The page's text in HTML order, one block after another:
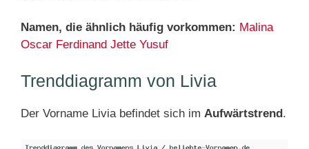
Namen, die ähnlich häufig vorkommen: Malina
Oscar Ferdinand Jette Yusuf
Trenddiagramm von Livia
Der Vorname Livia befindet sich im Aufwärtstrend.